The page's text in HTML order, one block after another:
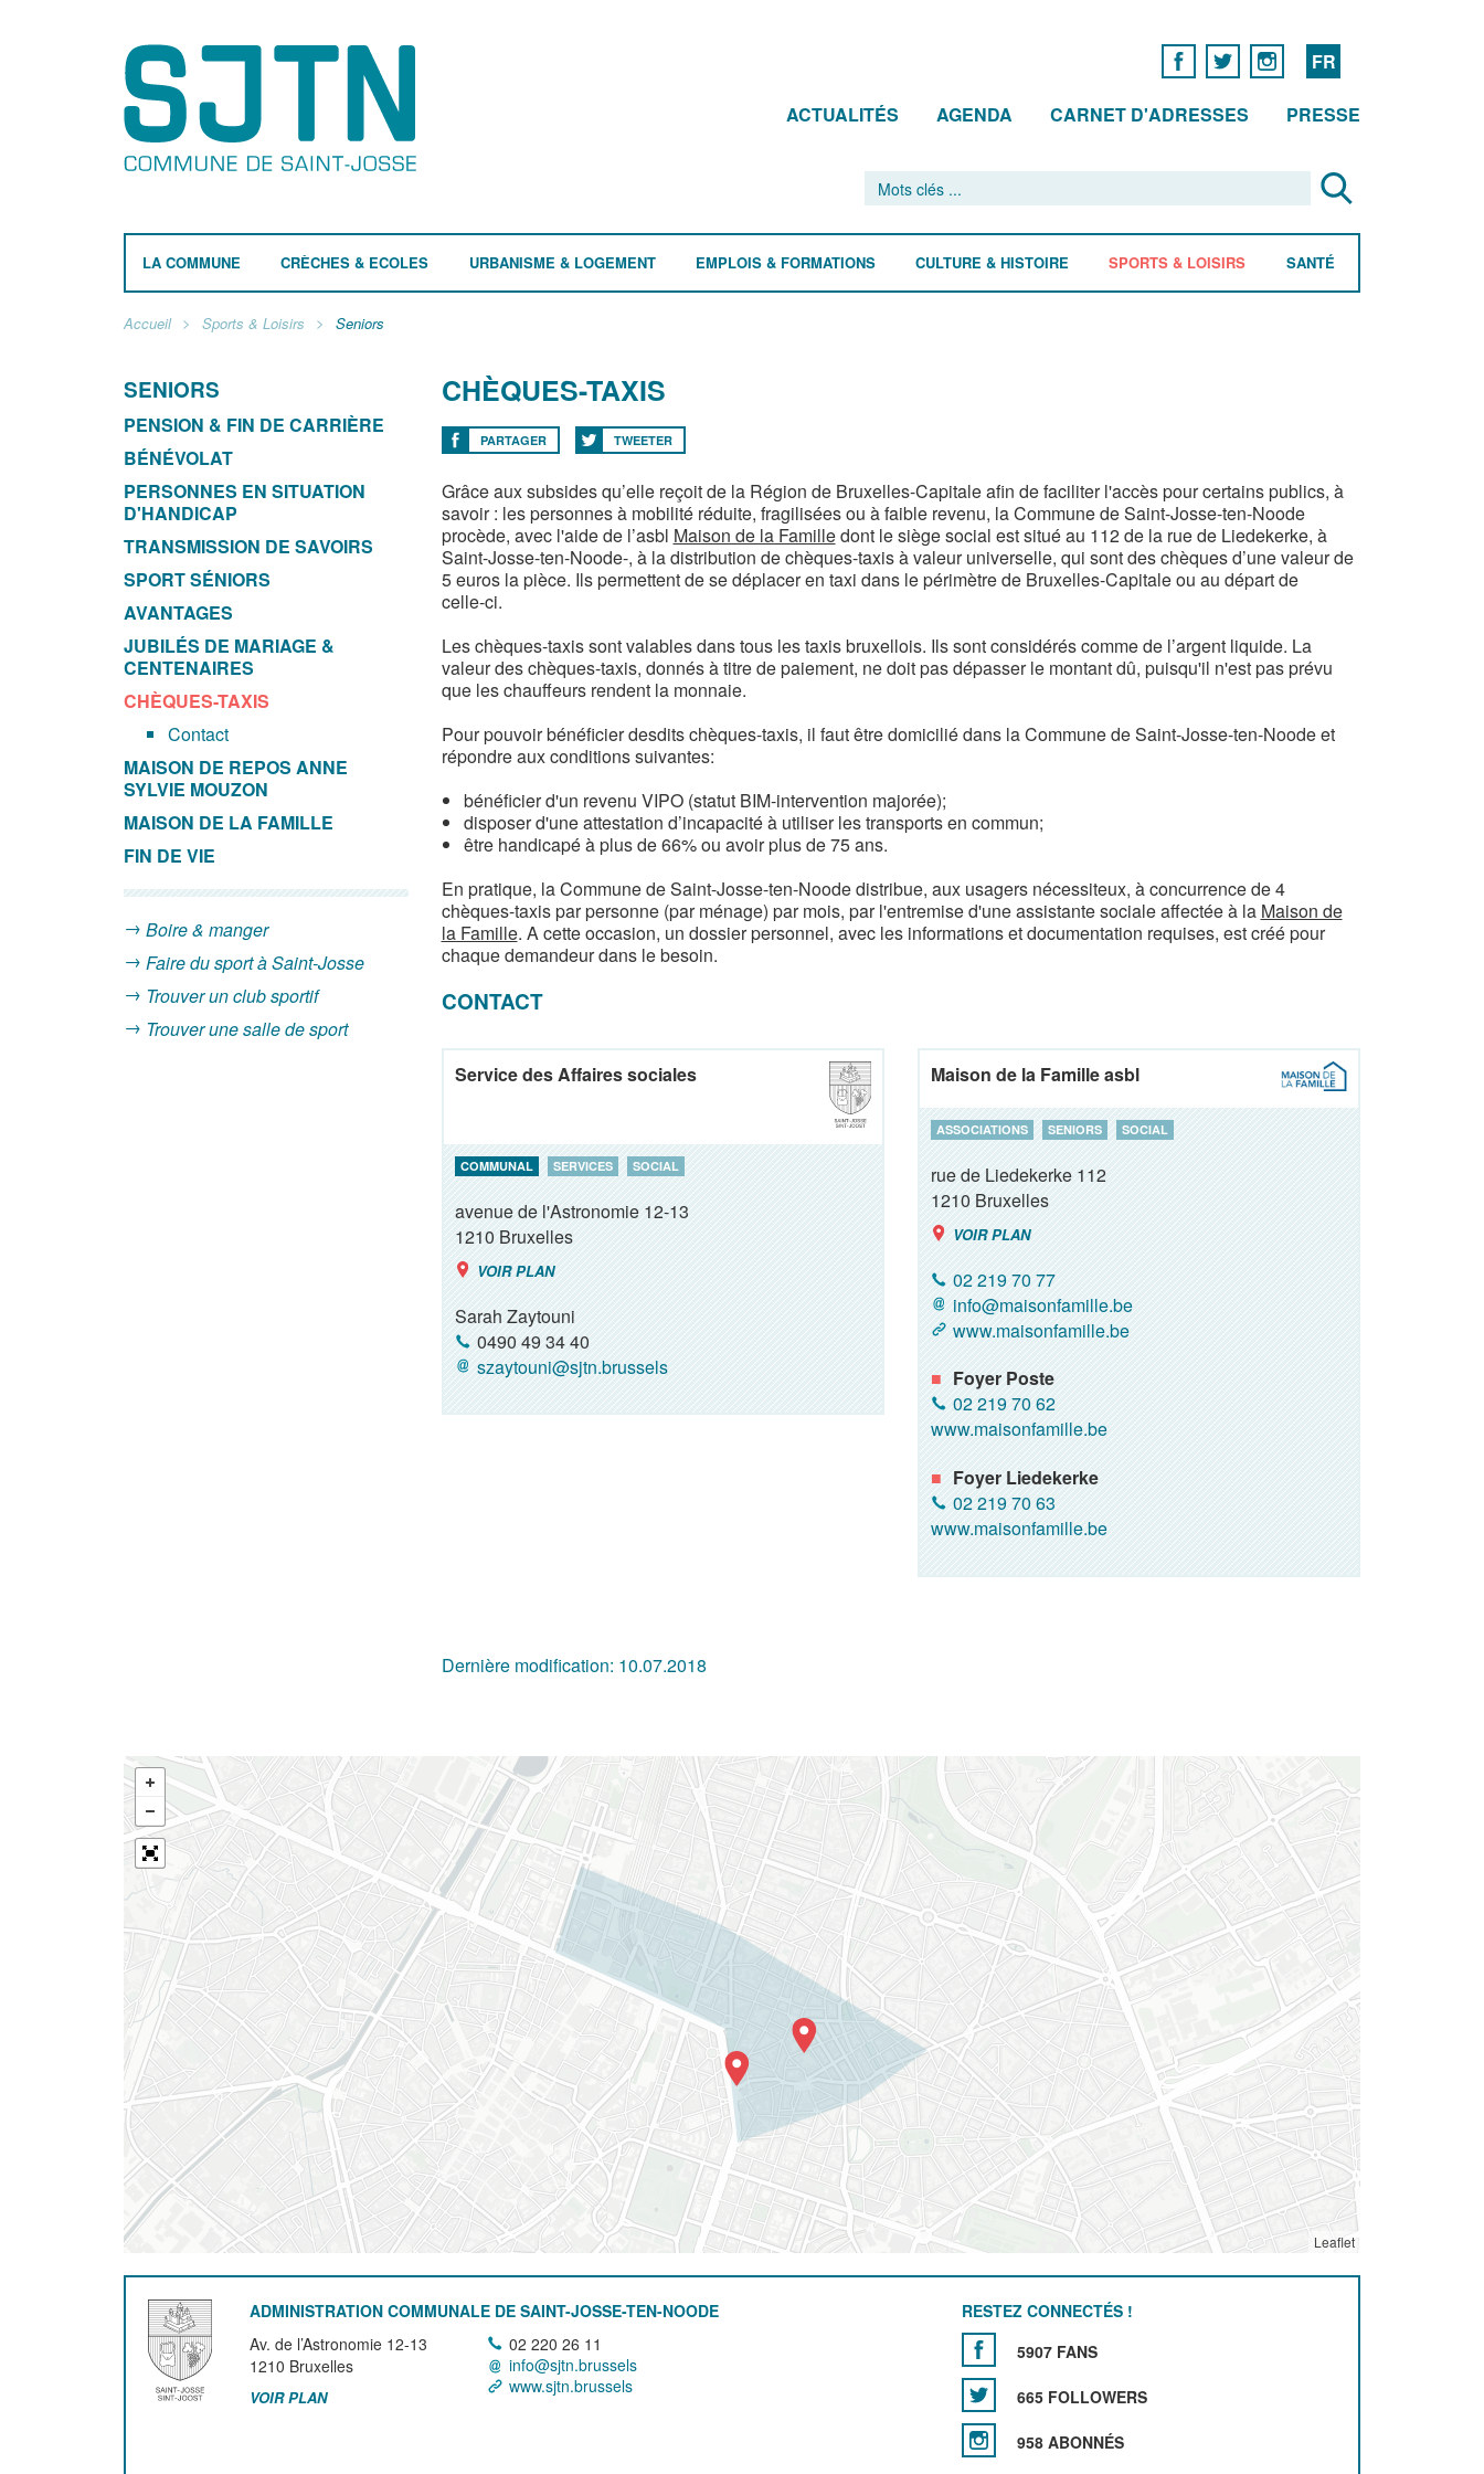
FR
ACTUALITÉS AGENDA CARNET D'ADRESSES PRESSE
LA COMMUNE CRÈCHES & ECOLES URBANISME & LOGEMENT EMPLOIS & FORMATIONS CULTURE & HISTOIRE SPORTS & LOISIRS SANTÉ
Accueil Sports & Loisirs Seniors
SENIORS
PENSION & FIN DE CARRIÈRE
BÉNÉVOLAT
PERSONNES EN SITUATION
D'HANDICAP
TRANSMISSION DE SAVOIRS
SPORT SÉNIORS
AVANTAGES
JUBILÉS DE MARIAGE &
CENTENAIRES
CHÈQUES-TAXIS
Contact
MAISON DE REPOS ANNE
SYLVIE MOUZON
MAISON DE LA FAMILLE
FIN DE VIE
Boire & manger
Faire du sport à Saint-Josse
Trouver un club sportif
Trouver une salle de sport
CHÈQUES-TAXIS
PARTAGER TWEETER
Grâce aux subsides qu’elle reçoit de la Région de Bruxelles-Capitale afin de faciliter l'accès pour certains publics, à
savoir : les personnes à mobilité réduite, fragilisées ou à faible revenu, la Commune de Saint-Josse-ten-Noode
procède, avec l'aide de l’asbl Maison de la Familledont le siège social est situé au 112 de la rue de Liedekerke, à
Saint-Josse-ten-Noode-, à la distribution de chèques-taxis à valeur universelle, qui sont des chèques d’une valeur de
5 euros la pièce. Ils permettent de se déplacer en taxi dans le périmètre de Bruxelles-Capitale ou au départ de
celle-ci.
Les chèques-taxis sont valables dans tous les taxis bruxellois. Ils sont considérés comme de l’argent liquide. La
valeur des chèques-taxis, donnés à titre de paiement, ne doit pas dépasser le montant dû, puisqu'il n'est pas prévu
que les chauffeurs rendent la monnaie.
Pour pouvoir bénéficier desdits chèques-taxis, il faut être domicilié dans la Commune de Saint-Josse-ten-Noode et
répondre aux conditions suivantes:
bénéficier d'un revenu VIPO (statut BIM-intervention majorée);
disposer d'une attestation d’incapacité à utiliser les transports en commun;
être handicapé à plus de 66% ou avoir plus de 75 ans.
En pratique, la Commune de Saint-Josse-ten-Noode distribue, aux usagers nécessiteux, à concurrence de 4
chèques-taxis par personne (par ménage) par mois, par l'entremise d'une assistante sociale affectée à la Maison de
la Famille. A cette occasion, un dossier personnel, avec les informations et documentation requises, est créé pour
chaque demandeur dans le besoin.
CONTACT
Service des Affaires sociales
COMMUNAL SERVICES SOCIAL
avenue de l'Astronomie 12-13
1210Bruxelles
VOIR PLAN
Sarah Zaytouni
0490 49 34 40
szaytouni@sjtn.brussels
Maison de la Famille asbl
ASSOCIATIONS SENIORS SOCIAL
rue de Liedekerke 112
1210Bruxelles
VOIR PLAN
02 219 70 77
info@maisonfamille.be
www.maisonfamille.be
Foyer Poste
02 219 70 62
www.maisonfamille.be
Foyer Liedekerke
02 219 70 63
www.maisonfamille.be
Dernière modification: 10.07.2018
Leaflet
ADMINISTRATION COMMUNALE DE SAINT-JOSSE-TEN-NOODE
Av. de l’Astronomie 12-13
1210 Bruxelles
VOIR PLAN
02 220 26 11
info@sjtn.brussels
www.sjtn.brussels
RESTEZ CONNECTÉS !
5907 FANS
665 FOLLOWERS
958 ABONNÉS